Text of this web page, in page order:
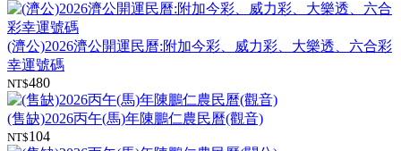
(濟公)2026濟公開運民曆:附加今彩、威力彩、大樂透、六合彩
幸運號碼
NT$480
(售缺)2026丙午(馬)年陳鵬仁農民曆(觀音)
NT$104